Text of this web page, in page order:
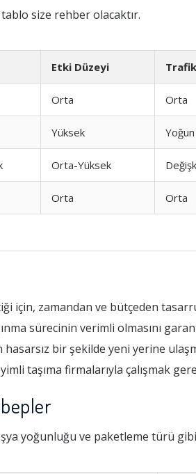
size rehber olacaktır.
Etki Düzeyi Trafik
Orta Orta
Yüksek Yoğun
Orta-Yüksek
Orta Orta
için, zamandan ve bütçeden
sürecinin verimli olmasını
bir şekilde yeni yerine
taşıma firmalarıyla çalışmak
yoğunluğu ve paketleme türü